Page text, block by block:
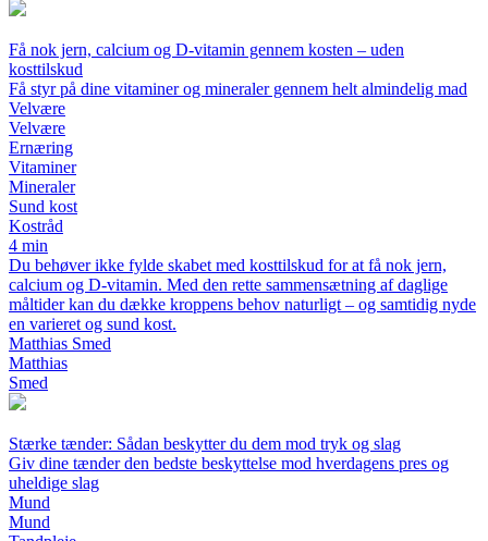
Få nok jern, calcium og D-vitamin gennem kosten – uden
kosttilskud
Få styr på dine vitaminer og mineraler gennem helt almindelig mad
Velvære
Velvære
Ernæring
Vitaminer
Mineraler
Sund kost
Kostråd
4 min
Du behøver ikke fylde skabet med kosttilskud for at få nok jern,
calcium og D-vitamin. Med den rette sammensætning af daglige
måltider kan du dække kroppens behov naturligt – og samtidig nyde
en varieret og sund kost.
Matthias Smed
Matthias
Smed
Stærke tænder: Sådan beskytter du dem mod tryk og slag
Giv dine tænder den bedste beskyttelse mod hverdagens pres og
uheldige slag
Mund
Mund